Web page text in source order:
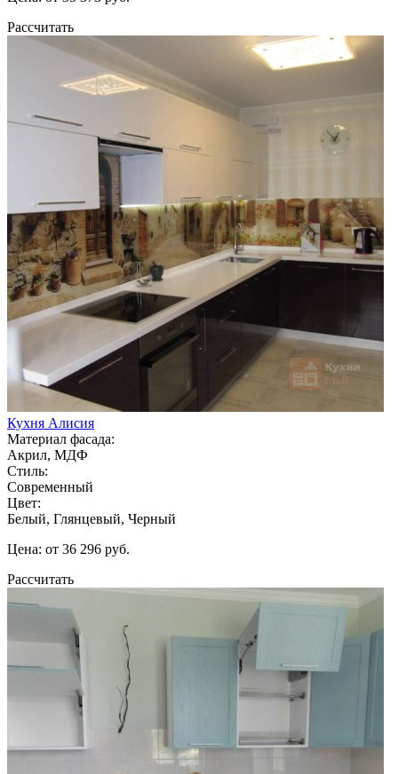
Рассчитать
Кухня Алисия
Материал фасада:
Акрил, МДФ
Стиль:
Современный
Цвет:
Белый, Глянцевый, Черный
Цена: от 36 296 руб.
Рассчитать